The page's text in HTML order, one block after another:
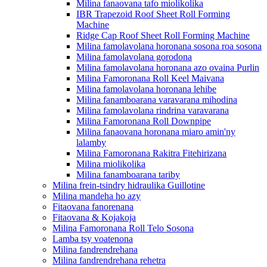
Milina fanaovana tafo miolikolika
IBR Trapezoid Roof Sheet Roll Forming
Machine
Ridge Cap Roof Sheet Roll Forming Machine
Milina famolavolana horonana sosona roa sosona
Milina famolavolana gorodona
Milina famolavolana horonana azo ovaina Purlin
Milina Famoronana Roll Keel Maivana
Milina famolavolana horonana lehibe
Milina fanamboarana varavarana mihodina
Milina famolavolana rindrina varavarana
Milina Famoronana Roll Downpipe
Milina fanaovana horonana miaro amin'ny
lalamby
Milina Famoronana Rakitra Fitehirizana
Milina miolikolika
Milina fanamboarana tariby
Milina frein-tsindry hidraulika Guillotine
Milina mandeha ho azy
Fitaovana fanorenana
Fitaovana & Kojakoja
Milina Famoronana Roll Telo Sosona
Lamba tsy voatenona
Milina fandrendrehana
Milina fandrendrehana rehetra